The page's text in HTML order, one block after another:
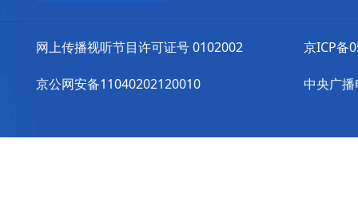
网上传播视听节目许可证号 0102002
京公网安备11040202120010
京ICP备
中央广